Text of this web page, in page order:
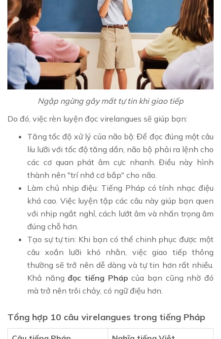
Ngập ngừng gây mất tự tin khi giao tiếp
Do đó, việc rèn luyện đọc virelangues sẽ giúp bạn:
Tăng tốc độ xử lý của não bộ: Để đọc đúng một câu
líu lưỡi với tốc độ tăng dần, não bộ phải ra lệnh cho
các cơ quan phát âm cực nhanh. Điều này hình
thành nên "trí nhớ cơ bắp" cho não.
Làm chủ nhịp điệu: Tiếng Pháp có tính nhạc điệu
khá cao. Việc luyện tập các câu này giúp bạn quen
với nhịp ngắt nghỉ, cách lướt âm và nhấn trọng âm
đúng chỗ hơn.
Tạo sự tự tin: Khi bạn có thể chinh phục được một
câu xoắn lưỡi khó nhằn, việc giao tiếp thông
thường sẽ trở nên dễ dàng và tự tin hơn rất nhiều.
Khả năngđọc tiếng Pháp của bạn cũng nhờ đó
mà trở nên trôi chảy, có ngữ điệu hơn.
Tổng hợp 10 câu virelangues trong tiếng Pháp